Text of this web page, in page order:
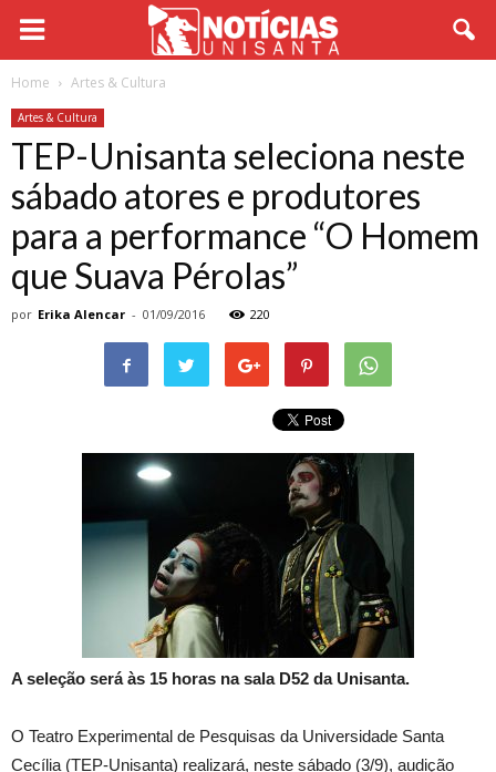
Home Artes & Cultura
Artes & Cultura
TEP-Unisanta seleciona neste
sábado atores e produtores
para a performance “O Homem
que Suava Pérolas”
por Erika Alencar - 01/09/2016 220
A seleção será às 15 horas na sala D52 da Unisanta.
O Teatro Experimental de Pesquisas da Universidade Santa
Cecília (TEP-Unisanta) realizará, neste sábado (3/9), audição